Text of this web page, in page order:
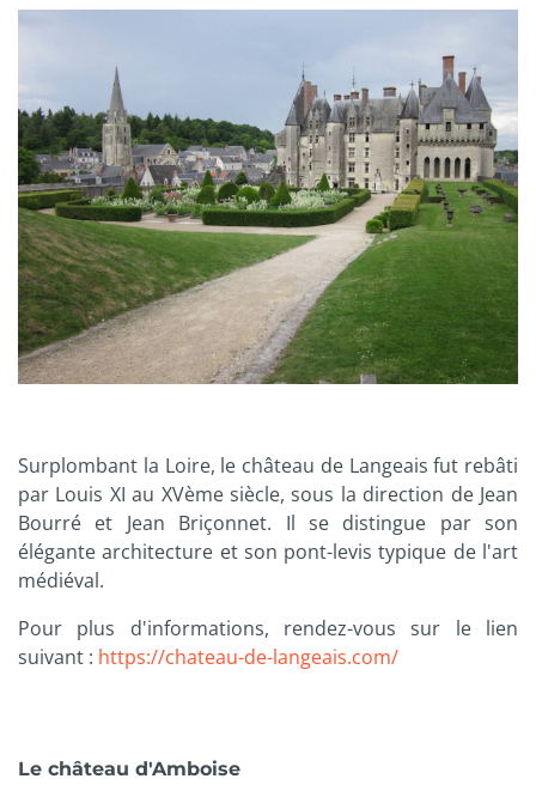
Surplombant la Loire, le château de Langeais fut rebâti
par Louis XI au XVème siècle, sous la direction de Jean
Bourré et Jean Briçonnet. Il se distingue par son
élégante architecture et son pont-levis typique de l'art
médiéval.
Pour plus d'informations, rendez-vous sur le lien
suivant : https://chateau-de-langeais.com/
Le château d'Amboise